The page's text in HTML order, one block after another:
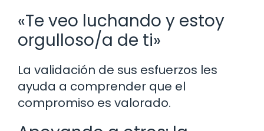
«Te veo luchando y estoy
orgulloso/a de ti»
La validación de sus esfuerzos les
ayuda a comprender que el
compromiso es valorado.